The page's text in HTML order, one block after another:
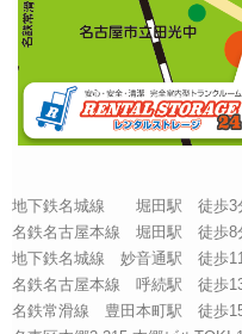
地下鉄名城線 堀田駅 徒歩3
名鉄名古屋本線 堀田駅 徒歩8
地下鉄名城線 妙音通駅 徒歩
名鉄名古屋本線 呼続駅 徒歩
名鉄常滑線 豊田本町駅 徒歩15